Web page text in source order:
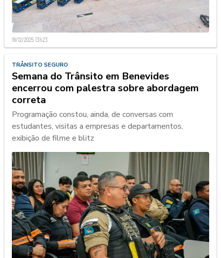
19/12/2025 13h23
TRÂNSITO SEGURO
Semana do Trânsito em Benevides
encerrou com palestra sobre abordagem
correta
Programação constou, ainda, de conversas com
estudantes, visitas a empresas e departamentos,
exibição de filme e blitz